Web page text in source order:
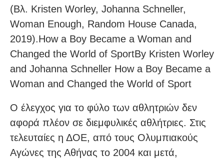
(Βλ. Kristen Worley, Johanna Schneller,
Woman Enough, Random House Canada,
2019).How a Boy Became a Woman and
Changed the World of SportBy Kristen Worley
and Johanna Schneller How a Boy Became a
Woman and Changed the World of Sport
Ο έλεγχος για το φύλο των αθλητριών δεν
αφορά πλέον σε διεμφυλικές αθλήτριες. Στις
τελευταίες η ΔΟΕ, από τους Ολυμπιακούς
Αγώνες της Αθήνας το 2004 και μετά,